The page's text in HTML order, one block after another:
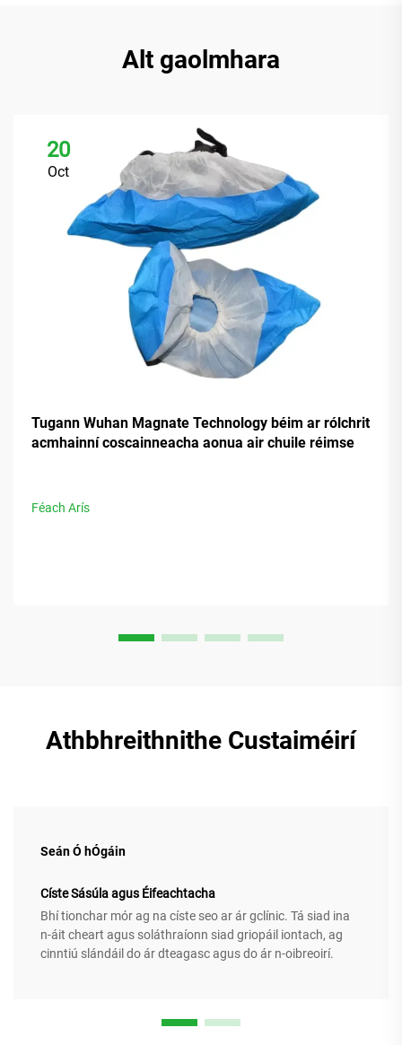
Alt gaolmhara
20
Oct
Tugann Wuhan Magnate Technology béim ar rólchrit
acmhainní coscainneacha aonua air chuile réimse
Féach Arís
Athbhreithnithe Custaiméirí
Seán Ó hÓgáin
Císte Sásúla agus Éifeachtacha
Bhí tionchar mór ag na císte seo ar ár gclínic. Tá siad ina
n-áit cheart agus soláthraíonn siad griopáil iontach, ag
cinntiú slándáil do ár dteagasc agus do ár n-oibreoirí.